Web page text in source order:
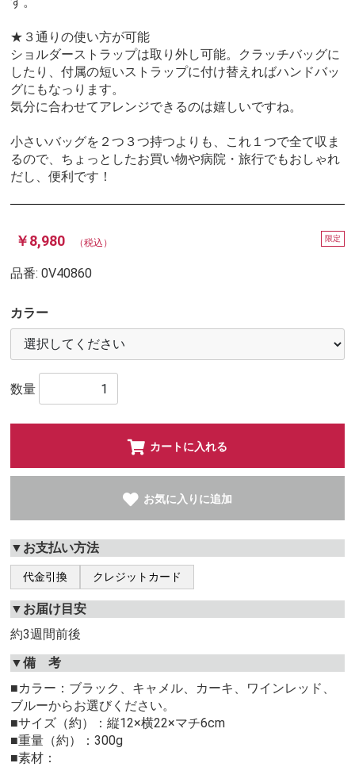
★３通りの使い方が可能
ショルダーストラップは取り外し可能。クラッチバッグに
したり、付属の短いストラップに付け替えればハンドバッ
グにもなっります。
気分に合わせてアレンジできるのは嬉しいですね。
小さいバッグを２つ３つ持つよりも、これ１つで全て収ま
るので、ちょっとしたお買い物や病院・旅行でもおしゃれ
だし、便利です！
￥8,980 （税込） 限定
品番:0V40860
カラー
数量
カートに入れる
お気に入りに追加
▼お支払い方法
代金引換 クレジットカード
▼お届け目安
約3週間前後
▼備 考
■カラー：ブラック、キャメル、カーキ、ワインレッド、
ブルーからお選びください。
■サイズ（約）：縦12×横22×マチ6cm
■重量（約）：300g
■素材：